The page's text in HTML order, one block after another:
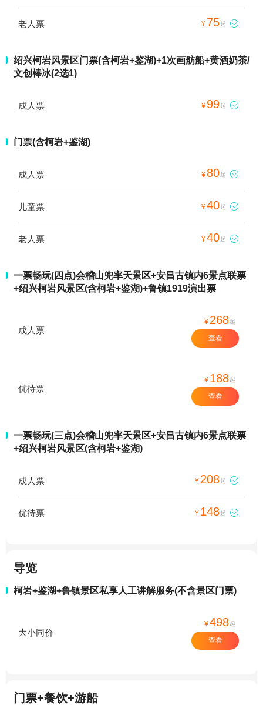
老人票 ¥ 75起 
绍兴柯岩风景区门票(含柯岩+鉴湖)+1次画舫船+黄酒奶茶/
文创棒冰(2选1)
成人票 ¥ 99起 
门票(含柯岩+鉴湖)
成人票 ¥ 80起 
儿童票 ¥40起 
老人票 ¥40起 
一票畅玩(四点)会稽山兜率天景区+安昌古镇内6景点联票
+绍兴柯岩风景区(含柯岩+鉴湖)+鲁镇1919演出票
成人票
¥ 268起
查看
优待票
¥ 188起
查看
一票畅玩(三点)会稽山兜率天景区+安昌古镇内6景点联票
+绍兴柯岩风景区(含柯岩+鉴湖)
成人票 ¥ 208起 
优待票 ¥ 148起 
导览
柯岩+鉴湖+鲁镇景区私享人工讲解服务(不含景区门票)
大小同价
¥498起
查看
门票+餐饮+游船